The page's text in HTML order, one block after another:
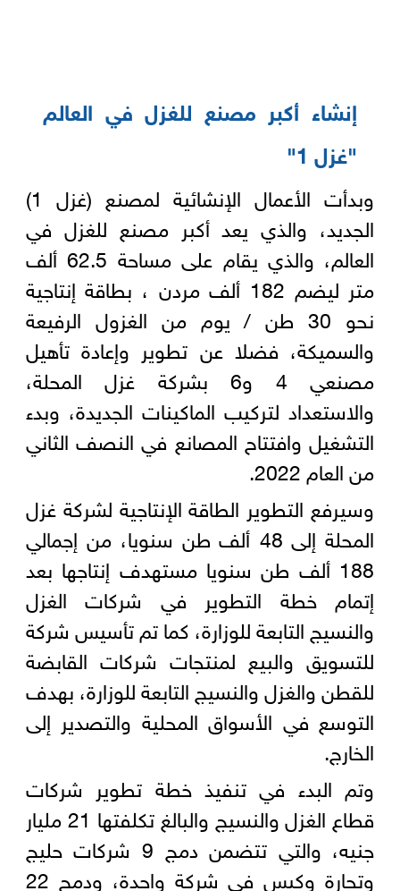
إنشاء أكبر مصنع للغزل في العالم
"غزل 1"
وبدأت الأعمال الإنشائية لمصنع (غزل 1)
الجديد، والذي يعد أكبر مصنع للغزل في
العالم، والذي يقام على مساحة 62.5 ألف
متر ليضم 182 ألف مردن ، بطاقة إنتاجية
نحو 30 طن / يوم من الغزول الرفيعة
والسميكة، فضلا عن تطوير وإعادة تأهيل
مصنعي 4 و6 بشركة غزل المحلة،
والاستعداد لتركيب الماكينات الجديدة، وبدء
التشغيل وافتتاح المصانع في النصف الثاني
من العام 2022.
وسيرفع التطوير الطاقة الإنتاجية لشركة غزل
المحلة إلى 48 ألف طن سنويا، من إجمالي
188 ألف طن سنويا مستهدف إنتاجها بعد
إتمام خطة التطوير في شركات الغزل
والنسيج التابعة للوزارة، كما تم تأسيس شركة
للتسويق والبيع لمنتجات شركات القابضة
للقطن والغزل والنسيج التابعة للوزارة، بهدف
التوسع في الأسواق المحلية والتصدير إلى
الخارج.
وتم البدء في تنفيذ خطة تطوير شركات
قطاع الغزل والنسيج والبالغ تكلفتها 21 مليار
جنيه، والتي تتضمن دمج 9 شركات حليج
وتجارة وكبس في شركة واحدة، ودمج 22